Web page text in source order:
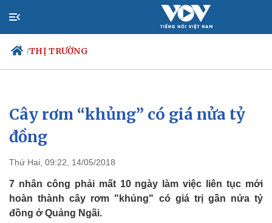
/THỊ TRƯỜNG
Chính trị
Đảng
Tổ chức nhân sự
Nhận diện sự thật
Xã hội
Việc làm
Biển đảo
Cây rơm “khủng” có giá nửa tỷ
đồng
Thứ Hai, 09:22, 14/05/2018
7 nhân công phải mất 10 ngày làm việc liên tục mới
hoàn thành cây rơm "khủng" có giá trị gần nửa tỷ
đồng ở Quảng Ngãi.